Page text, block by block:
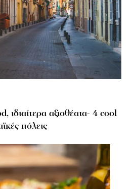
αξιοθέατα- 4 cool
πόλεις